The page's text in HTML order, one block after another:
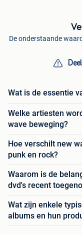
De onderstaande
Wat is de essentie
Welke artiesten
wave beweging?
Hoe verschilt new
punk en rock?
Waarom is de
dvd's recent
Wat zijn enkele
albums en hun